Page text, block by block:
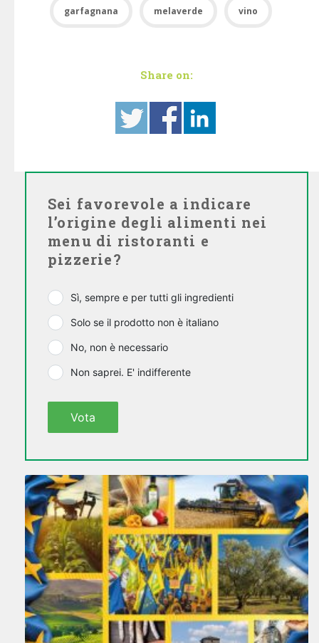
garfagnana melaverde vino
Share on:
Sei favorevole a indicare
l’origine degli alimenti nei
menu di ristoranti e
pizzerie?
Sì, sempre e per tutti gli ingredienti
Solo se il prodotto non è italiano
No, non è necessario
Non saprei. E' indifferente
Vota